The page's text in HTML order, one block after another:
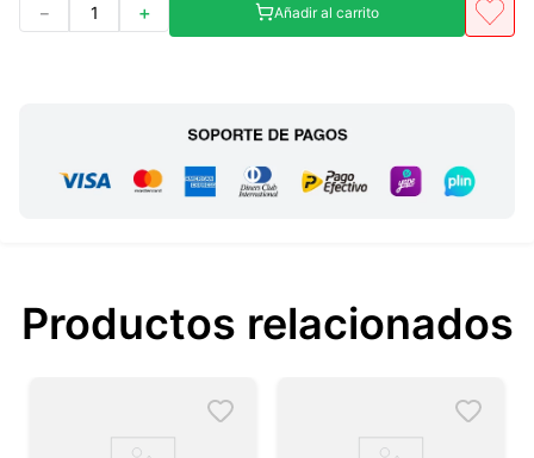
＋
－ Añadir al carrito
Productos relacionados